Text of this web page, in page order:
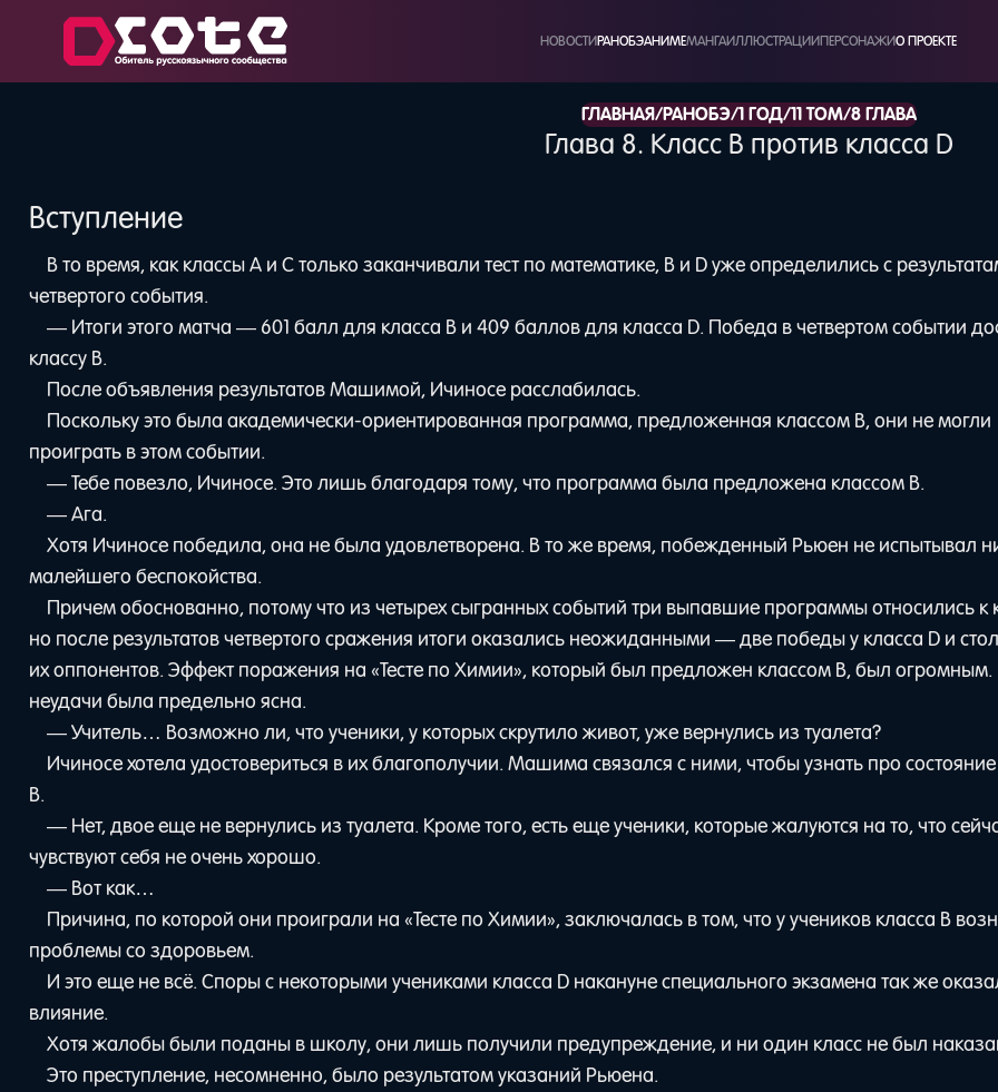
НОВОСТИРАНОБЭАНИМЕМАНГАИЛЛЮСТРАЦИИПЕРСОНАЖИО ПРОЕКТЕ
ГЛАВНАЯ/РАНОБЭ/1 ГОД/11 ТОМ/8 ГЛАВА
Глава 8. Класс B против класса D
Вступление
В то время, как классы А и С только заканчивали тест по математике, B и D уже определились с
четвертого события.
— Итоги этого матча — 601 балл для класса B и 409 баллов для класса D. Победа в четвертом событии
классу B.
После объявления результатов Машимой, Ичиносе расслабилась.
Поскольку это была академически-ориентированная программа, предложенная классом B, они не могли
проиграть в этом событии.
— Тебе повезло, Ичиносе. Это лишь благодаря тому, что программа была предложена классом В.
— Ага.
Хотя Ичиносе победила, она не была удовлетворена. В то же время, побежденный Рьюен не испытывал
малейшего беспокойства.
Причем обоснованно, потому что из четырех сыгранных событий три выпавшие программы относились к
но после результатов четвертого сражения итоги оказались неожиданными — две победы у класса D и
их оппонентов. Эффект поражения на «Тесте по Химии», который был предложен классом B, был
неудачи была предельно ясна.
— Учитель… Возможно ли, что ученики, у которых скрутило живот, уже вернулись из туалета?
Ичиносе хотела удостовериться в их благополучии. Машима связался с ними, чтобы узнать про
B.
— Нет, двое еще не вернулись из туалета. Кроме того, есть еще ученики, которые жалуются на то, что
чувствуют себя не очень хорошо.
— Вот как…
Причина, по которой они проиграли на «Тесте по Химии», заключалась в том, что у учеников класса B
проблемы со здоровьем.
И это еще не всё. Споры с некоторыми учениками класса D накануне специального экзамена так же
влияние.
Хотя жалобы были поданы в школу, они лишь получили предупреждение, и ни один класс не был
Это преступление, несомненно, было результатом указаний Рьюена.